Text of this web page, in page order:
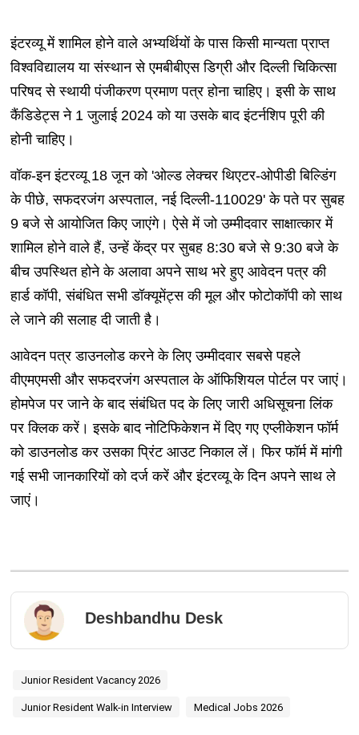
इंटरव्यू में शामिल होने वाले अभ्यर्थियों के पास किसी मान्यता प्राप्त
विश्वविद्यालय या संस्थान से एमबीबीएस डिग्री और दिल्ली चिकित्सा
परिषद से स्थायी पंजीकरण प्रमाण पत्र होना चाहिए। इसी के साथ
कैंडिडेट्स ने 1 जुलाई 2024 को या उसके बाद इंटर्नशिप पूरी की
होनी चाहिए।
वॉक-इन इंटरव्यू 18 जून को 'ओल्ड लेक्चर थिएटर-ओपीडी बिल्डिंग
के पीछे, सफदरजंग अस्पताल, नई दिल्ली-110029' के पते पर सुबह
9 बजे से आयोजित किए जाएंगे। ऐसे में जो उम्मीदवार साक्षात्कार में
शामिल होने वाले हैं, उन्हें केंद्र पर सुबह 8:30 बजे से 9:30 बजे के
बीच उपस्थित होने के अलावा अपने साथ भरे हुए आवेदन पत्र की
हार्ड कॉपी, संबंधित सभी डॉक्यूमेंट्स की मूल और फोटोकॉपी को साथ
ले जाने की सलाह दी जाती है।
आवेदन पत्र डाउनलोड करने के लिए उम्मीदवार सबसे पहले
वीएमएमसी और सफदरजंग अस्पताल के ऑफिशियल पोर्टल पर जाएं।
होमपेज पर जाने के बाद संबंधित पद के लिए जारी अधिसूचना लिंक
पर क्लिक करें। इसके बाद नोटिफिकेशन में दिए गए एप्लीकेशन फॉर्म
को डाउनलोड कर उसका प्रिंट आउट निकाल लें। फिर फॉर्म में मांगी
गई सभी जानकारियों को दर्ज करें और इंटरव्यू के दिन अपने साथ ले
जाएं।
Deshbandhu Desk
Junior Resident Vacancy 2026
Junior Resident Walk-in Interview Medical Jobs 2026